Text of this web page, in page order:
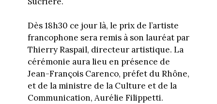
Dès 18h30 ce jour là, le prix de l’artiste
francophone sera remis à son lauréat par
Thierry Raspail, directeur artistique. La
cérémonie aura lieu en présence de
Jean-François Carenco, préfet du Rhône,
et de la ministre de la Culture et de la
Communication, Aurélie Filippetti.